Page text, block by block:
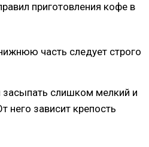
приготовления кофе в
часть следует строго
засыпать слишком мелкий и
него зависит крепость